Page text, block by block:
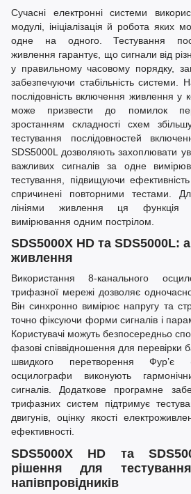
Сучасні електронні системи
модулі, ініціалізація й робота яких
одне на одного. Тестування
живлення гарантує, що сигнали від
у правильному часовому порядку,
забезпечуючи стабільність системи.
послідовність включення живлення у
може призвести до помилок
зростанням складності схем
тестування послідовностей
SDS5000L дозволяють захоплювати
важливих сигналів за одне
тестування, підвищуючи ефективність
спричинені повторними тестами.
лініями живлення ця функція
вимірювання одним пострілом.
SDS5000X HD та SDS5000L:
живлення
Використання 8-канального
трифазної мережі дозволяє
Він синхронно вимірює напругу та
точно фіксуючи форми сигналів і
Користувачі можуть безпосередньо
фазові співвідношення для перевірки
швидкого перетворення Фур’є
осцилографи виконують
сигналів. Додаткове програмне
трифазних систем підтримує
двигунів, оцінку якості
ефективності.
SDS5000X HD та
рішення для
напівпровідників